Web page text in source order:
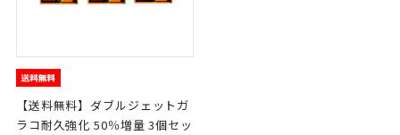
【送料無料】ダブルジェットガ
ラコ耐久強化 50％増量 3個セッ